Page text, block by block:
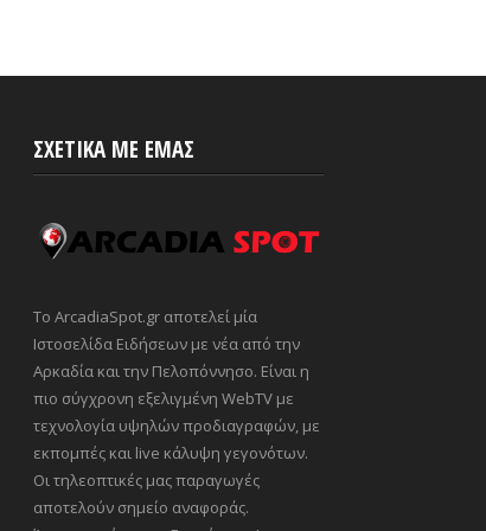
ΣΧΕΤΙΚΑ ΜΕ ΕΜΑΣ
Το ArcadiaSpot.gr αποτελεί μία
Ιστοσελίδα Ειδήσεων με νέα από την
Αρκαδία και την Πελοπόννησο. Είναι η
πιο σύγχρονη εξελιγμένη WebTV με
τεχνολογία υψηλών προδιαγραφών, με
εκπομπές και live κάλυψη γεγονότων.
Οι τηλεοπτικές μας παραγωγές
αποτελούν σημείο αναφοράς.